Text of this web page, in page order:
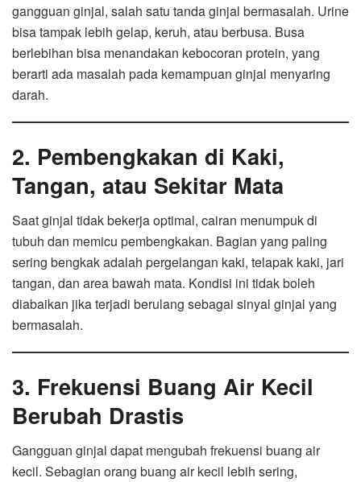
gangguan ginjal, salah satu tanda ginjal bermasalah. Urine
bisa tampak lebih gelap, keruh, atau berbusa. Busa
berlebihan bisa menandakan kebocoran protein, yang
berarti ada masalah pada kemampuan ginjal menyaring
darah.
2. Pembengkakan di Kaki,
Tangan, atau Sekitar Mata
Saat ginjal tidak bekerja optimal, cairan menumpuk di
tubuh dan memicu pembengkakan. Bagian yang paling
sering bengkak adalah pergelangan kaki, telapak kaki, jari
tangan, dan area bawah mata. Kondisi ini tidak boleh
diabaikan jika terjadi berulang sebagai sinyal ginjal yang
bermasalah.
3. Frekuensi Buang Air Kecil
Berubah Drastis
Gangguan ginjal dapat mengubah frekuensi buang air
kecil. Sebagian orang buang air kecil lebih sering,